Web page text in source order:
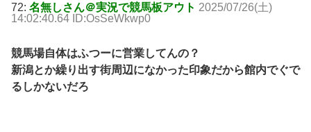
72: 名無しさん＠実況で競馬板アウト 2025/07/26(土)
14:02:40.64 ID:OsSeWkwp0
競馬場自体はふつーに営業してんの？
新潟とか繰り出す街周辺になかった印象だから館内でぐで
るしかないだろ